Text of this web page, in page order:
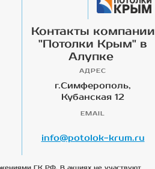
Контакты компании
"Потолки Крым" в
Алупке
АДРЕС
г.Симферополь,
Кубанская 12
EMAIL
info@potolok-krum.ru